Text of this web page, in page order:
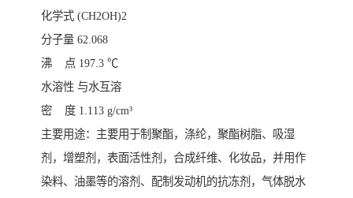
化学式 (CH2OH)2
分子量 62.068
沸 点 197.3 ℃
水溶性 与水互溶
密 度 1.113 g/cm³
主要用途：主要用于制聚酯，涤纶，聚酯树脂、吸湿
剂，增塑剂，表面活性剂，合成纤维、化妆品，并用作
染料、油墨等的溶剂、配制发动机的抗冻剂，气体脱水